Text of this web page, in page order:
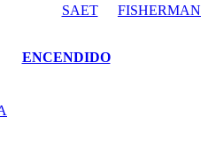
SAET FISHERMAN
ENCENDIDO